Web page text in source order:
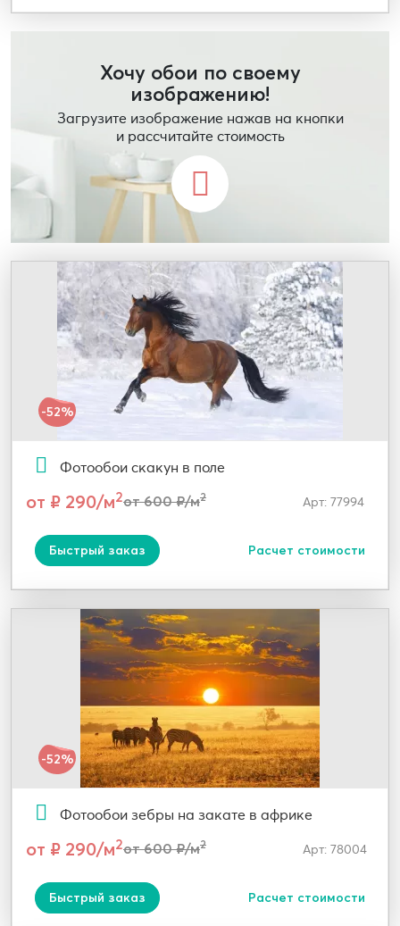
Хочу обои по своему
изображению!
Загрузите изображение нажав на кнопки
и рассчитайте стоимость
-52%
Фотообои скакун в поле
от ₽ 290/м2от 600 ₽/м2 Арт: 77994
Быстрый заказ Расчет стоимости
-52%
Фотообои зебры на закате в африке
от ₽ 290/м2от 600 ₽/м2 Арт: 78004
Быстрый заказ Расчет стоимости